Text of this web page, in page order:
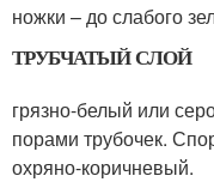
ножки – до слабого
ТРУБЧАТЫЙ СЛОЙ
грязно-белый или
порами трубочек.
охряно-коричневый.